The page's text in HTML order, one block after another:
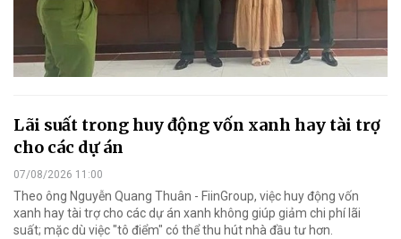
Lãi suất trong huy động vốn xanh hay tài trợ
cho các dự án
07/08/2026 11:00
Theo ông Nguyễn Quang Thuân - FiinGroup, việc huy động vốn
xanh hay tài trợ cho các dự án xanh không giúp giảm chi phí lãi
suất; mặc dù việc "tô điểm" có thể thu hút nhà đầu tư hơn.